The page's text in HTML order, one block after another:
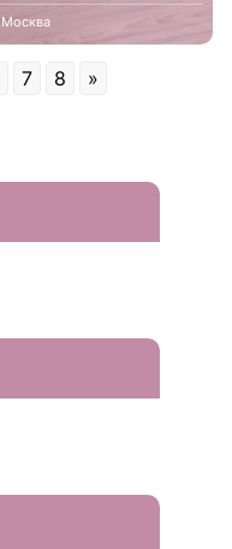
Москва
7 8 »